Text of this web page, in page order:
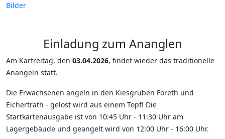
Bilder
Einladung zum Ananglen
Am Karfreitag, den 03.04.2026, findet wieder das traditionelle
Anangeln statt.
Die Erwachsenen angeln in den Kiesgruben Företh und
Eichertrath - gelost wird aus einem Topf! Die
Startkartenausgabe ist von 10:45 Uhr - 11:30 Uhr am
Lagergebäude und geangelt wird von 12:00 Uhr - 16:00 Uhr.